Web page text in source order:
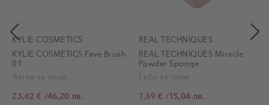
KYLIE COSMETICS
KYLIE COSMETICS Fave Brush
01
Четка за лице
Промо цена
23,62 € /46,20 лв.
REAL TECHNIQUES
REAL TECHNIQUES Miracle
Powder Sponge
Гъби за грим
Промо цена
7,69 € /15,04 лв.